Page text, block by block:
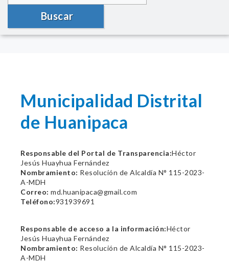
Buscar
Municipalidad Distrital
de Huanipaca
Responsable del Portal de Transparencia:Héctor
Jesús Huayhua Fernández
Nombramiento: Resolución de Alcaldía N° 115-2023-
A-MDH
Correo: md.huanipaca@gmail.com
Teléfono:931939691
Responsable de acceso a la información:Héctor
Jesús Huayhua Fernández
Nombramiento: Resolución de Alcaldía N° 115-2023-
A-MDH